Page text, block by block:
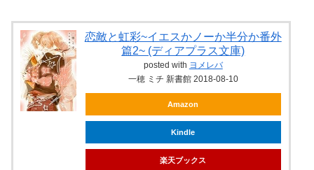
恋敵と虹彩~イエスかノーか半分か番外
篇2~ (ディアプラス文庫)
posted with ヨメレバ
一穂 ミチ 新書館 2018-08-10
Amazon
Kindle
楽天ブックス